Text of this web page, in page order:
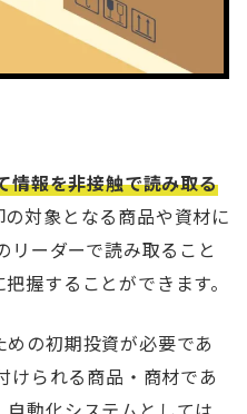
情報を非接触で読み取る
の対象となる商品や資材に
リーダーで読み取ること
握することができます。
の初期投資が必要であ
けられる商品・商材であ